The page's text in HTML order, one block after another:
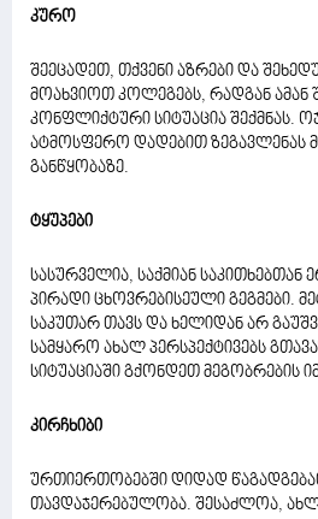
კურო
შეეცადეთ, თქვენი აზრები და
მოახვიოთ კოლეგებს, რადგან ამან
კონფლიქტური სიტუაცია შექმნას.
ატმოსფერო დადებით ზეგავლენას
განწყობაზე.
ტყუპები
სასურველია, საქმიან საკითხებთან
პირადი ცხოვრებისეული გეგმები.
საკუთარ თავს და ხელიდან არ
სამყარო ახალ პერსპექტივებს
სიტუაციაში გქონდეთ მეგობრების
კირჩხიბი
ურთიერთობებში დიდად
თავდაჯერებულობა. შესაძლოა,